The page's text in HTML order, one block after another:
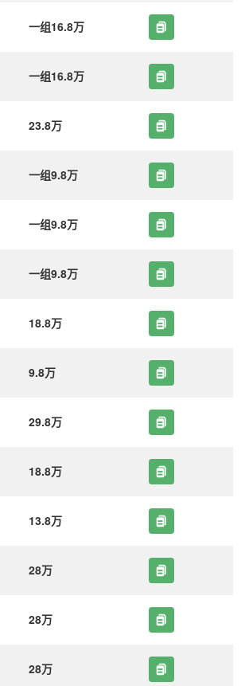
一组16.8万
一组16.8万
23.8万
一组9.8万
一组9.8万
一组9.8万
18.8万
9.8万
29.8万
18.8万
13.8万
28万
28万
28万